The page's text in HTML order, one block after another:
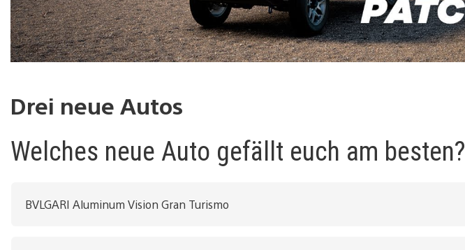
Drei neue Autos
Welches neue Auto gefällt euch am besten?
BVLGARI Aluminum Vision Gran Turismo